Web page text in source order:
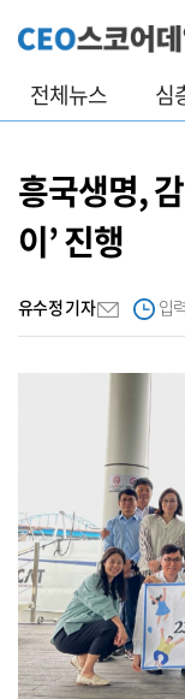
전체뉴스 심
흥국생명,
이’ 진행
유수정 기자 입